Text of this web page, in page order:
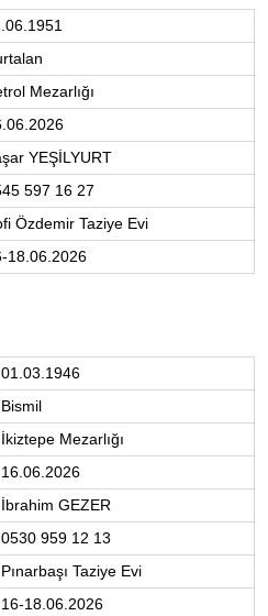
Mezarlığı
YEŞİLYURT
597 16 27
Özdemir Taziye Evi
18.06.2026
01.03.1946
Bismil
İkiztepe Mezarlığı
16.06.2026
İbrahim GEZER
0530 959 12 13
Pınarbaşı Taziye Evi
16-18.06.2026